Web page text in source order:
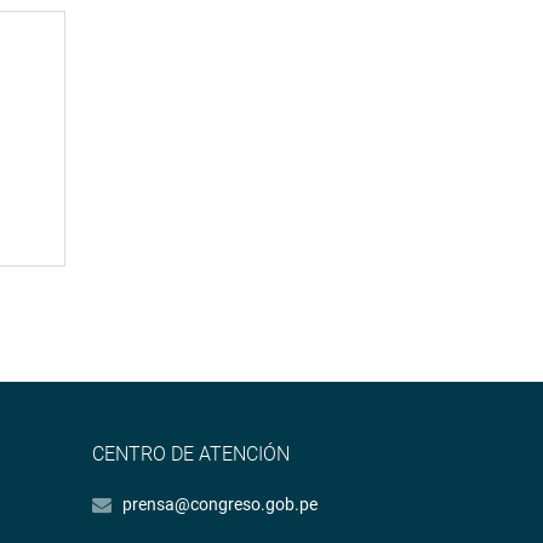
CENTRO DE ATENCIÓN
prensa@congreso.gob.pe